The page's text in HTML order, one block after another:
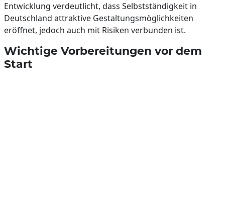
Entwicklung verdeutlicht, dass Selbstständigkeit in
Deutschland attraktive Gestaltungsmöglichkeiten
eröffnet, jedoch auch mit Risiken verbunden ist.
Wichtige Vorbereitungen vor dem
Start